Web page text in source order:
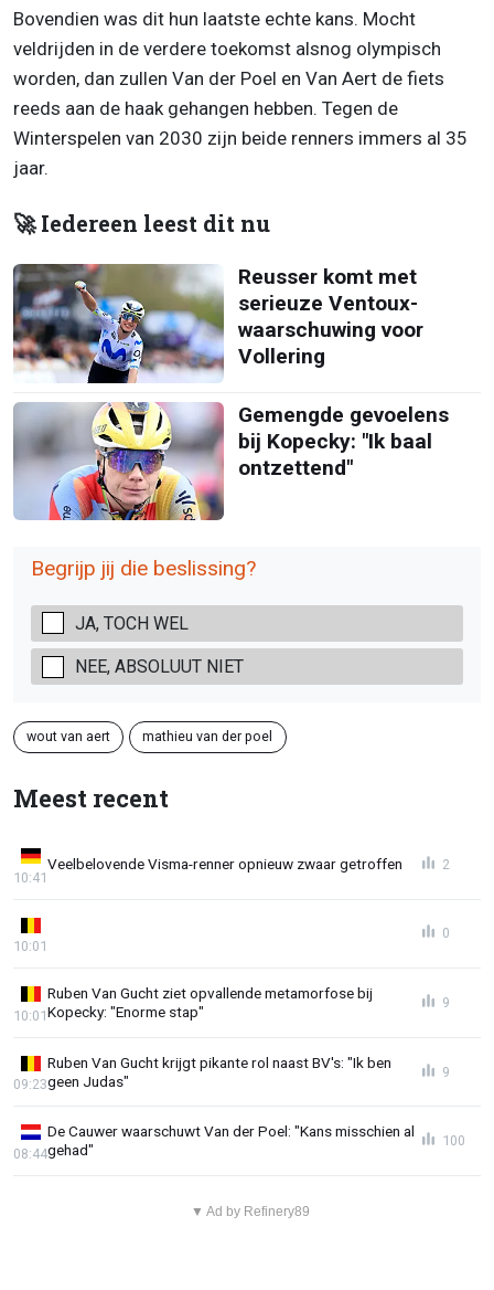
Bovendien was dit hun laatste echte kans. Mocht
veldrijden in de verdere toekomst alsnog olympisch
worden, dan zullen Van der Poel en Van Aert de fiets
reeds aan de haak gehangen hebben. Tegen de
Winterspelen van 2030 zijn beide renners immers al 35
jaar.
🚀 Iedereen leest dit nu
Reusser komt met
serieuze Ventoux-
waarschuwing voor
Vollering
Gemengde gevoelens
bij Kopecky: "Ik baal
ontzettend"
Begrijp jij die beslissing?
JA, TOCH WEL
NEE, ABSOLUUT NIET
wout van aert mathieu van der poel
Meest recent
Veelbelovende Visma-renner opnieuw zwaar getroffen
10:41
2
10:01
0
Ruben Van Gucht ziet opvallende metamorfose bij
Kopecky: "Enorme stap"
10:01
9
Ruben Van Gucht krijgt pikante rol naast BV's: "Ik ben
geen Judas"
09:23
9
De Cauwer waarschuwt Van der Poel: "Kans misschien al
gehad"
08:44
100
▼ Ad by Refinery89